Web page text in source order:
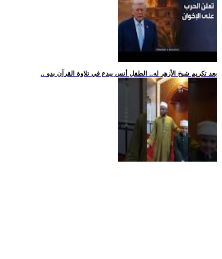
.. بعد تكريم شيخ الأزهر له.. الطفل أنس يبدع في تلاوة القرآن بدو